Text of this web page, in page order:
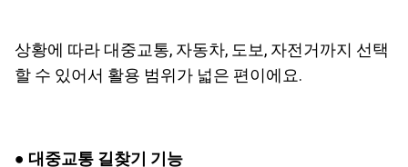
상황에 따라 대중교통, 자동차, 도보, 자전거까지 선택
할 수 있어서 활용 범위가 넓은 편이에요.
● 대중교통 길찾기 기능